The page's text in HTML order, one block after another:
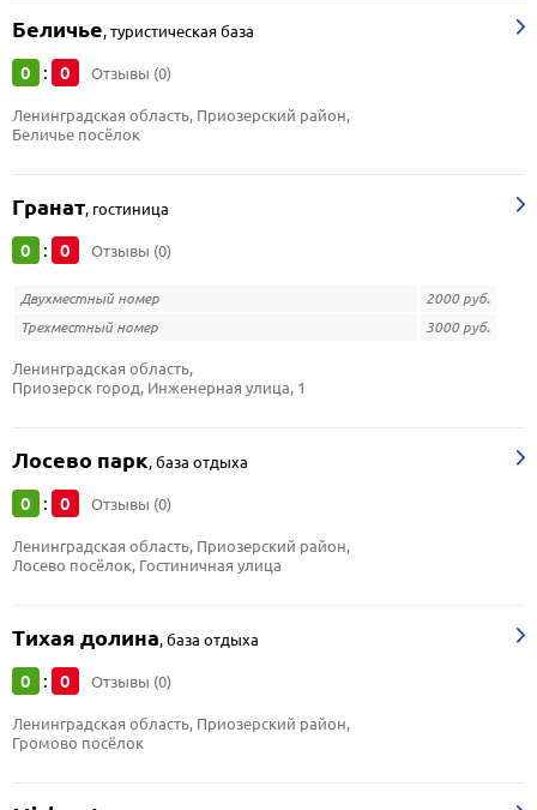
Беличье,туристическая база
0 : 0 Отзывы (0)
Ленинградская область, Приозерский район,
Беличье посёлок
Гранат, гостиница
0 : 0 Отзывы (0)
Двухместный номер
2000 руб.
Трехместный номер
3000 руб.
Ленинградская область,
Приозерск город, Инженерная улица, 1
Лосево парк,база отдыха
0 : 0 Отзывы (0)
Ленинградская область, Приозерский район,
Лосево посёлок, Гостиничная улица
Тихая долина,база отдыха
0 : 0 Отзывы (0)
Ленинградская область, Приозерский район,
Громово посёлок